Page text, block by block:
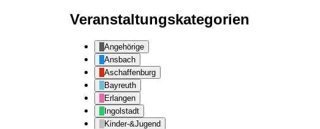
Veranstaltungskategorien
Angehörige
Ansbach
Aschaffenburg
Bayreuth
Erlangen
Ingolstadt
Kinder-&Jugend